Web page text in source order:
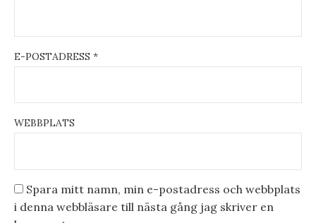
E-POSTADRESS *
WEBBPLATS
Spara mitt namn, min e-postadress och webbplats
i denna webbläsare till nästa gång jag skriver en